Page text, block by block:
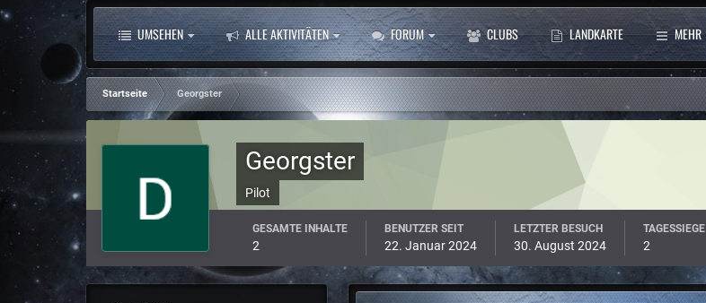
UMSEHEN ALLE AKTIVITÄTEN FORUM CLUBS LANDKARTE MEHR
Startseite
Georgster
Georgster
Pilot
GESAMTE INHALTE
2
BENUTZER SEIT
22. Januar 2024
LETZTER BESUCH
30. August 2024
TAGESSIEGE
2